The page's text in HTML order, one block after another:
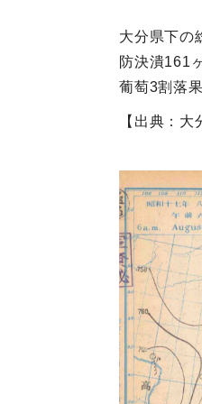
大分県下の
防決潰161
葡萄3割落
【出典：